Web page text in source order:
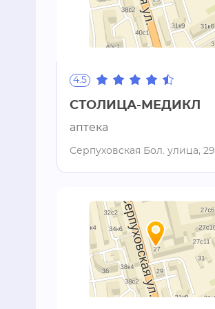
4.5
СТОЛИЦА-МЕДИКЛ
аптека
Серпуховская Бол. улица, 29